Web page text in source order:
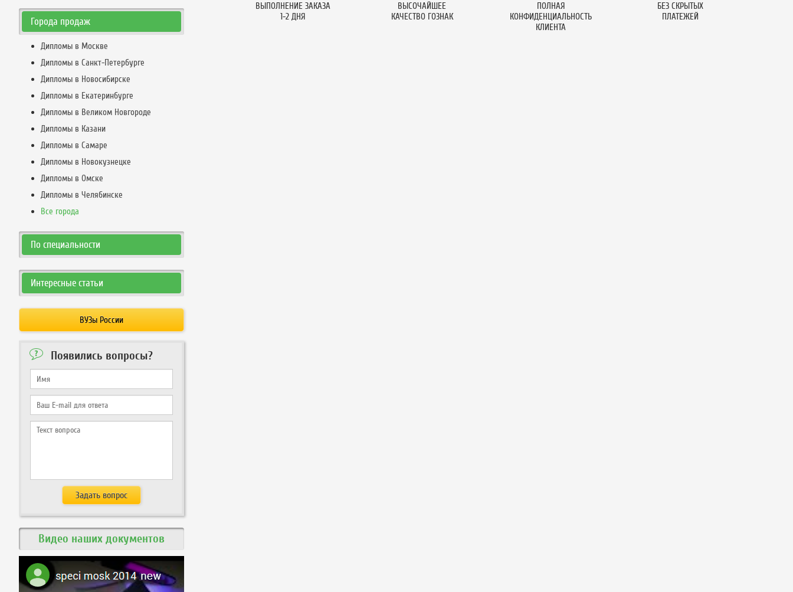
ВЫПОЛНЕНИЕ ЗАКАЗА
1-2 ДНЯ
ВЫСОЧАЙШЕЕ
КАЧЕСТВО ГОЗНАК
ПОЛНАЯ
КОНФИДЕНЦИАЛЬНОСТЬ
КЛИЕНТА
БЕЗ СКРЫТЫХ
ПЛАТЕЖЕЙ
Города продаж
Дипломы в Москве
Дипломы в Санкт-Петербурге
Дипломы в Новосибирске
Дипломы в Екатеринбурге
Дипломы в Великом Новгороде
Дипломы в Казани
Дипломы в Самаре
Дипломы в Новокузнецке
Дипломы в Омске
Дипломы в Челябинске
Все города
По специальности
Интересные статьи
ВУЗы России
Появились вопросы?
Видео наших документов